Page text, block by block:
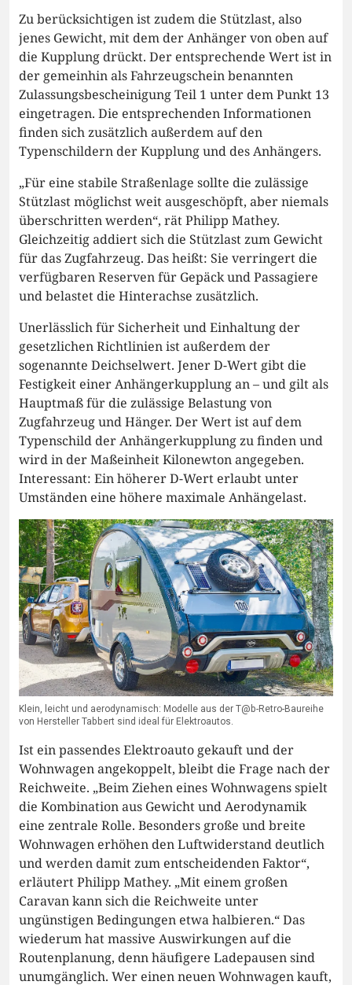
Zu berücksichtigen ist zudem die Stützlast, also
jenes Gewicht, mit dem der Anhänger von oben auf
die Kupplung drückt. Der entsprechende Wert ist in
der gemeinhin als Fahrzeugschein benannten
Zulassungsbescheinigung Teil 1 unter dem Punkt 13
eingetragen. Die entsprechenden Informationen
finden sich zusätzlich außerdem auf den
Typenschildern der Kupplung und des Anhängers.
„Für eine stabile Straßenlage sollte die zulässige
Stützlast möglichst weit ausgeschöpft, aber niemals
überschritten werden“, rät Philipp Mathey.
Gleichzeitig addiert sich die Stützlast zum Gewicht
für das Zugfahrzeug. Das heißt: Sie verringert die
verfügbaren Reserven für Gepäck und Passagiere
und belastet die Hinterachse zusätzlich.
Unerlässlich für Sicherheit und Einhaltung der
gesetzlichen Richtlinien ist außerdem der
sogenannte Deichselwert. Jener D-Wert gibt die
Festigkeit einer Anhängerkupplung an – und gilt als
Hauptmaß für die zulässige Belastung von
Zugfahrzeug und Hänger. Der Wert ist auf dem
Typenschild der Anhängerkupplung zu finden und
wird in der Maßeinheit Kilonewton angegeben.
Interessant: Ein höherer D-Wert erlaubt unter
Umständen eine höhere maximale Anhängelast.
Klein, leicht und aerodynamisch: Modelle aus der T@b-Retro-Baureihe
von Hersteller Tabbert sind ideal für Elektroautos.
Ist ein passendes Elektroauto gekauft und der
Wohnwagen angekoppelt, bleibt die Frage nach der
Reichweite. „Beim Ziehen eines Wohnwagens spielt
die Kombination aus Gewicht und Aerodynamik
eine zentrale Rolle. Besonders große und breite
Wohnwagen erhöhen den Luftwiderstand deutlich
und werden damit zum entscheidenden Faktor“,
erläutert Philipp Mathey. „Mit einem großen
Caravan kann sich die Reichweite unter
ungünstigen Bedingungen etwa halbieren.“ Das
wiederum hat massive Auswirkungen auf die
Routenplanung, denn häufigere Ladepausen sind
unumgänglich. Wer einen neuen Wohnwagen kauft,